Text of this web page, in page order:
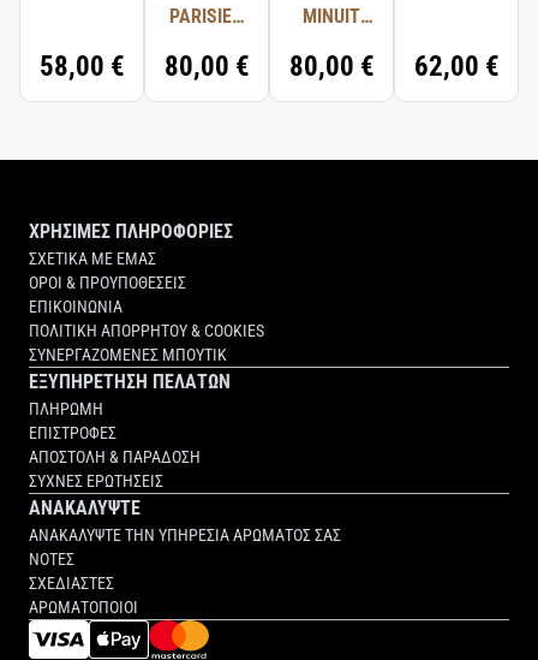
58,00 €
PARISIEN
CANDLE
80,00 €
MINUIT
CANDLE
80,00 €
LOTION
62,00 €
ΧΡΗΣΙΜΕΣ ΠΛΗΡΟΦΟΡΙΕΣ
ΣΧΕΤΙΚΑ ΜΕ ΕΜΑΣ
ΟΡΟΙ & ΠΡΟΥΠΟΘΕΣΕΙΣ
ΕΠΙΚΟΙΝΩΝΙΑ
ΠΟΛΙΤΙΚΗ ΑΠΟΡΡΗΤΟΥ & COOKIES
ΣΥΝΕΡΓΑΖΟΜΕΝΕΣ ΜΠΟΥΤΙΚ
ΕΞΥΠΗΡΕΤΗΣΗ ΠΕΛΑΤΩΝ
ΠΛΗΡΩΜΗ
ΕΠΙΣΤΡΟΦΕΣ
ΑΠΟΣΤΟΛΗ & ΠΑΡΑΔΟΣΗ
ΣΥΧΝΕΣ ΕΡΩΤΗΣΕΙΣ
ΑΝΑΚΑΛΥΨΤΕ
ΑΝΑΚΑΛΥΨΤΕ ΤΗΝ ΥΠΗΡΕΣΙΑ ΑΡΩΜΑΤΟΣ ΣΑΣ
ΝΟΤΕΣ
ΣΧΕΔΙΑΣΤΕΣ
ΑΡΩΜΑΤΟΠΟΙΟΙ